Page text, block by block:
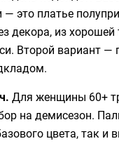
это платье
декора, из
Второй вариант —
Для женщины 60+
на демисезон.
цвета, так и